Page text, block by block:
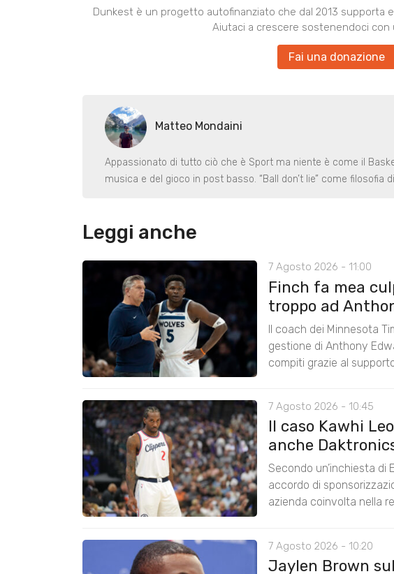
Dunkest è un progetto autofinanziato che dal 2013 supporta
Aiutaci a crescere sostenendoci con
Fai una donazione
Matteo Mondaini
Appassionato di tutto ciò che è Sport ma niente è come il
musica e del gioco in post basso. “Ball don’t lie” come filosofia
Leggi anche
7 Agosto 2026 - 11:00
Finch fa mea
troppo ad
Il coach dei Minnesota
gestione di Anthony
compiti grazie al
7 Agosto 2026 - 10:45
Il caso Kawhi
anche
Secondo un’inchiesta di
accordo di
azienda coinvolta nella
7 Agosto 2026 - 10:20
Jaylen Brown